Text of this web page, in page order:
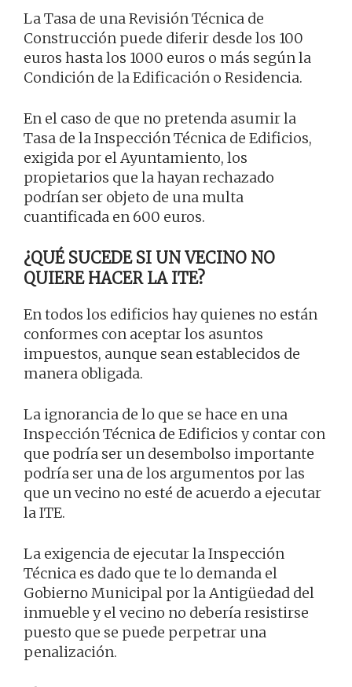
La Tasa de una Revisión Técnica de
Construcción puede diferir desde los 100
euros hasta los 1000 euros o más según la
Condición de la Edificación o Residencia.
En el caso de que no pretenda asumir la
Tasa de la Inspección Técnica de Edificios,
exigida por el Ayuntamiento, los
propietarios que la hayan rechazado
podrían ser objeto de una multa
cuantificada en 600 euros.
¿QUÉ SUCEDE SI UN VECINO NO
QUIERE HACER LA ITE?
En todos los edificios hay quienes no están
conformes con aceptar los asuntos
impuestos, aunque sean establecidos de
manera obligada.
La ignorancia de lo que se hace en una
Inspección Técnica de Edificios y contar con
que podría ser un desembolso importante
podría ser una de los argumentos por las
que un vecino no esté de acuerdo a ejecutar
la ITE.
La exigencia de ejecutar la Inspección
Técnica es dado que te lo demanda el
Gobierno Municipal por la Antigüedad del
inmueble y el vecino no debería resistirse
puesto que se puede perpetrar una
penalización.